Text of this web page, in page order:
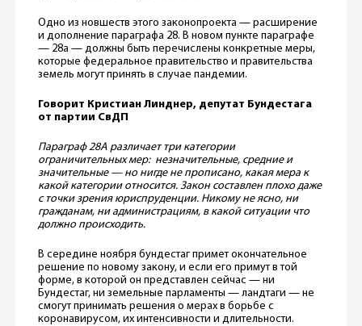
Одно из новшеств этого законопроекта — расширение
и дополнение параграфа 28. В новом пункте параграфе
— 28а — должны быть перечислены конкретные меры,
которые федеральное правительство и правительства
земель могут принять в случае пандемии.
Говорит Кристиан Линднер, депутат Бундестага
от партии СвДП
Параграф 28А различает три категории
ограничительных мер: незначительные, средние и
значительные — но нигде не прописано, какая мера к
какой категории относится. Закон составлен плохо даже
с точки зрения юриспруденции. Никому не ясно, ни
гражданам, ни администрациям, в какой ситуации что
должно происходить.
В середине ноября бундестаг примет окончательное
решение по новому закону, и если его примут в той
форме, в которой он представлен сейчас — ни
Бундестаг, ни земельные парламенты — ландтаги — не
смогут принимать решения о мерах в борьбе с
коронавирусом, их интенсивности и длительности.